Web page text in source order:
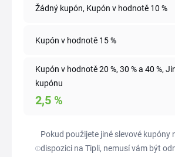
Žádný kupón, Kupón v hodnotě 10 %
Kupón v hodnotě 15 %
Kupón v hodnotě 20 %, 30 % a 40 %,
kupónu
2,5 %
Pokud použijete jiné slevové kupóny
dispozici na Tipli, nemusí vám být